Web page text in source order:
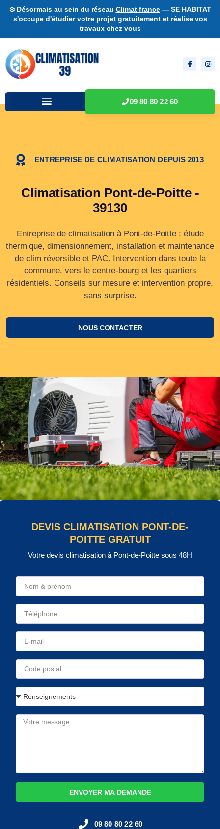
❄️ Désormais au sein du réseau Climatifrance— SE HABITAT
s'occupe d'étudier votre projet gratuitement et réalise vos
travaux chez vous
09 80 80 22 60
ENTREPRISE DE CLIMATISATION DEPUIS 2013
Climatisation Pont-de-Poitte -
39130
Entreprise de climatisation à Pont-de-Poitte : étude
thermique, dimensionnement, installation et maintenance
de clim réversible et PAC. Intervention dans toute la
commune, vers le centre‑bourg et les quartiers
résidentiels. Conseils sur mesure et intervention propre,
sans surprise.
NOUS CONTACTER
DEVIS CLIMATISATION PONT-DE-
POITTE GRATUIT
Votre devis climatisation à Pont-de-Poitte sous 48H
ENVOYER MA DEMANDE
09 80 80 22 60